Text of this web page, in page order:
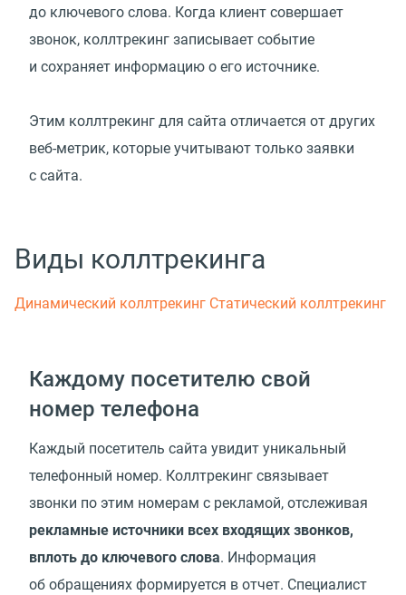
до ключевого слова. Когда клиент совершает
звонок, коллтрекинг записывает событие
и сохраняет информацию о его источнике.
Этим коллтрекинг для сайта отличается от других
веб-метрик, которые учитывают только заявки
с сайта.
Виды коллтрекинга
Динамический коллтрекинг Статический коллтрекинг
Каждому посетителю свой
номер телефона
Каждый посетитель сайта увидит уникальный
телефонный номер. Коллтрекинг связывает
звонки по этим номерам с рекламой, отслеживая
рекламные источники всех входящих звонков,
вплоть до ключевого слова. Информация
об обращениях формируется в отчет. Специалист